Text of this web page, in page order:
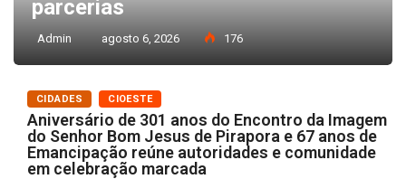
parcerias
Admin agosto 6, 2026 176
CIDADES CIOESTE
Aniversário de 301 anos do Encontro da Imagem
do Senhor Bom Jesus de Pirapora e 67 anos de
Emancipação reúne autoridades e comunidade
em celebração marcada